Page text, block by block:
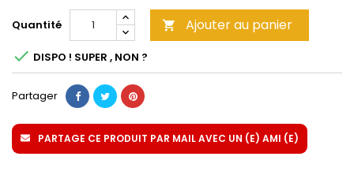
Quantité  Ajouter au panier
 DISPO ! SUPER , NON ?
Partager
PARTAGE CE PRODUIT PAR MAIL AVEC UN (E) AMI (E)